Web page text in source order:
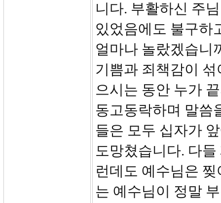
니다. 부활하신 주
있었음에도 불구하
얼마나 놀랐겠습니
기쁨과 죄책감이
으시는 동안 누가
동고동락하며 말씀
들은 모두 십자가
도망쳤습니다. 다
런데도 예수님은
는 예수님이 정말